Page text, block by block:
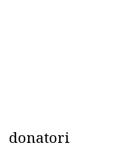
donatori